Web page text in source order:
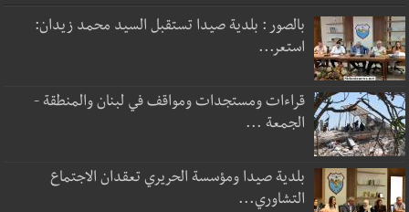
بالصور : بلدية صيدا تستقبل السيد محمد زيدان:
استعر...
قراءات ومستجدات ومواقف في لبنان والمنطقة -
الجمعة ...
بلدية صيدا ومؤسسة الحريري تعقدان الاجتماع
التشاوري...